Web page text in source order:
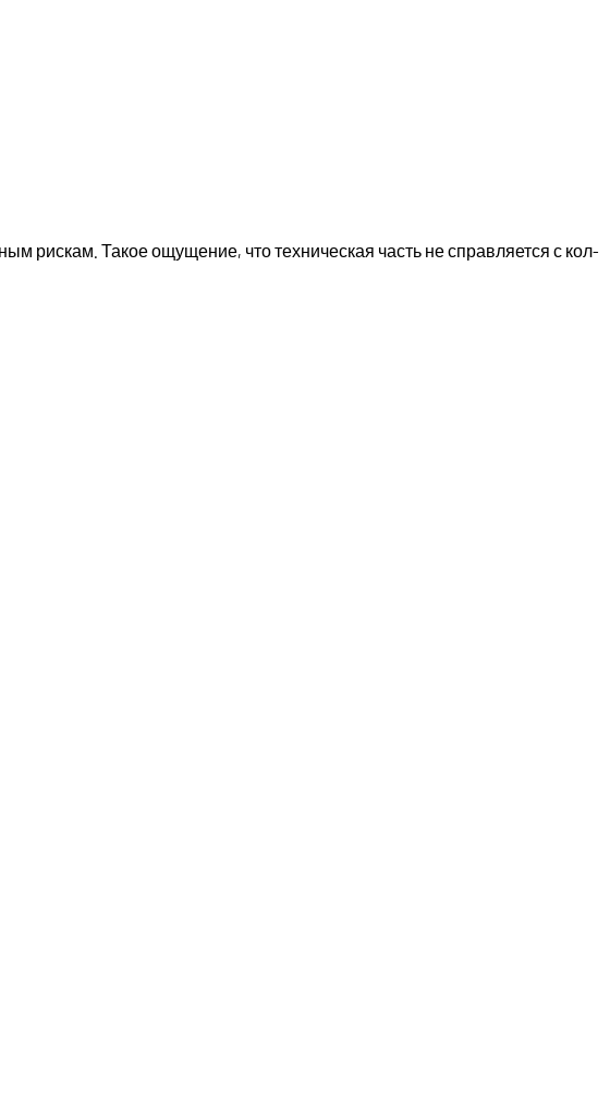
рискам. Такое ощущение, что техническая часть не справляется с кол-